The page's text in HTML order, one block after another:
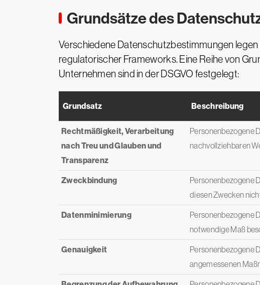
Grundsätze des
Verschiedene Datenschutzbestimmungen
regulatorischer Frameworks. Eine Reihe von
Unternehmen sind in der DSGVO festgelegt:
Grundsatz Beschreibung
Rechtmäßigkeit, Verarbeitung
nach Treu und Glauben und
Transparenz
Personenbezogene
nachvollziehbaren
Zweckbindung
Personenbezogene
diesen Zwecken
Datenminimierung
Personenbezogene
notwendige Maß
Genauigkeit
Personenbezogene
angemessenen